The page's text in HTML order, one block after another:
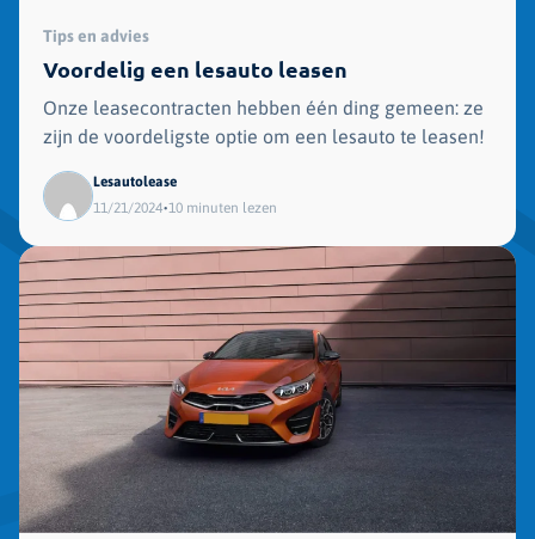
Tips en advies
Voordelig een lesauto leasen
Onze leasecontracten hebben één ding gemeen: ze
zijn de voordeligste optie om een lesauto te leasen!
Lesautolease
11/21/2024•10 minuten lezen